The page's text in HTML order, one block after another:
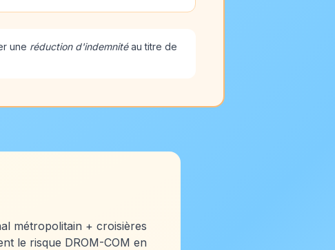
une réduction d'indemnitéau titre de
métropolitain + croisières
le risque DROM-COM en